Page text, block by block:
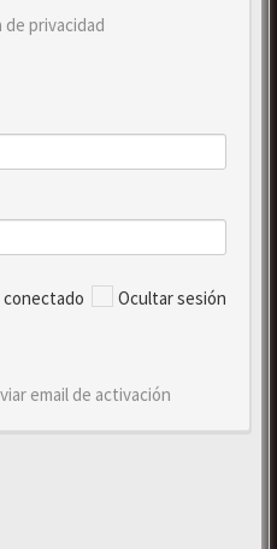
de privacidad
Ocultar sesión
email de activación